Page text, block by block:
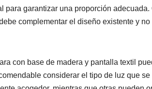
garantizar una proporción adecuada.
complementar el diseño existente y no
con base de madera y pantalla textil
considerar el tipo de luz que se